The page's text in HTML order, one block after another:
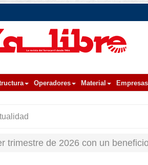
Operadores Material Empresas
trimestre de 2026 con un